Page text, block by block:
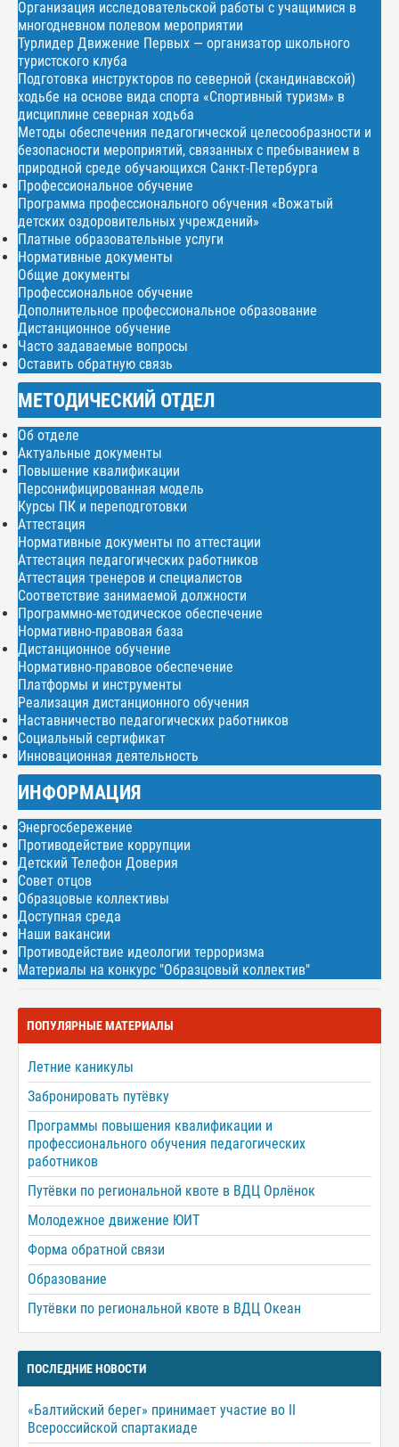
Организация исследовательской работы с учащимися в
многодневном полевом мероприятии
Турлидер Движение Первых — организатор школьного
туристского клуба
Подготовка инструкторов по северной (скандинавской)
ходьбе на основе вида спорта «Спортивный туризм» в
дисциплине северная ходьба
Методы обеспечения педагогической целесообразности и
безопасности мероприятий, связанных с пребыванием в
природной среде обучающихся Санкт-Петербурга
Профессиональное обучение
Программа профессионального обучения «Вожатый
детских оздоровительных учреждений»
Платные образовательные услуги
Нормативные документы
Общие документы
Профессиональное обучение
Дополнительное профессиональное образование
Дистанционное обучение
Часто задаваемые вопросы
Оставить обратную связь
МЕТОДИЧЕСКИЙ ОТДЕЛ
Об отделе
Актуальные документы
Повышение квалификации
Персонифицированная модель
Курсы ПК и переподготовки
Аттестация
Нормативные документы по аттестации
Аттестация педагогических работников
Аттестация тренеров и специалистов
Соответствие занимаемой должности
Программно-методическое обеспечение
Нормативно-правовая база
Дистанционное обучение
Нормативно-правовое обеспечение
Платформы и инструменты
Реализация дистанционного обучения
Наставничество педагогических работников
Социальный сертификат
Инновационная деятельность
ИНФОРМАЦИЯ
Энергосбережение
Противодействие коррупции
Детский Телефон Доверия
Совет отцов
Образцовые коллективы
Доступная среда
Наши вакансии
Противодействие идеологии терроризма
Материалы на конкурс "Образцовый коллектив"
ПОПУЛЯРНЫЕ МАТЕРИАЛЫ
Летние каникулы
Забронировать путёвку
Программы повышения квалификации и
профессионального обучения педагогических
работников
Путёвки по региональной квоте в ВДЦ Орлёнок
Молодежное движение ЮИТ
Форма обратной связи
Образование
Путёвки по региональной квоте в ВДЦ Океан
ПОСЛЕДНИЕ НОВОСТИ
«Балтийский берег» принимает участие во II
Всероссийской спартакиаде